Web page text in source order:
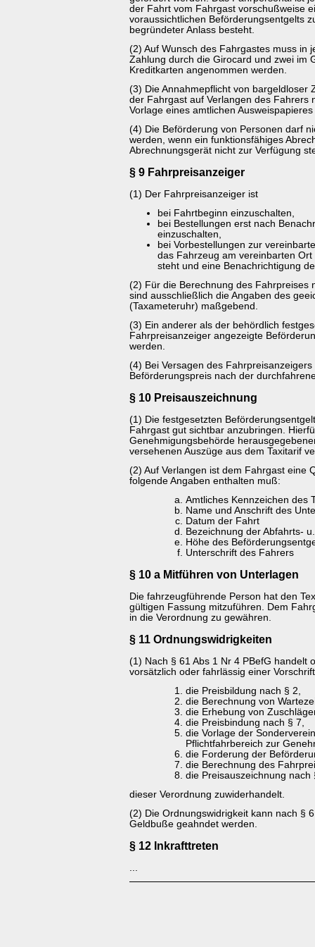
der Fahrt vom Fahrgast vorschußweise
voraussichtlichen Beförderungsentgelts
begründeter Anlass besteht.
(2) Auf Wunsch des Fahrgastes muss in
Zahlung durch die Girocard und zwei im
Kreditkarten angenommen werden.
(3) Die Annahmepflicht von bargeldloser
der Fahrgast auf Verlangen des Fahrers
Vorlage eines amtlichen
(4) Die Beförderung von Personen darf
werden, wenn ein funktionsfähiges
Abrechnungsgerät nicht zur Verfügung
§ 9 Fahrpreisanzeiger
(1) Der Fahrpreisanzeiger ist
bei Fahrtbeginn einzuschalten,
bei Bestellungen erst nach
einzuschalten,
bei Vorbestellungen zur
das Fahrzeug am vereinbarten
steht und eine Benachrichtigung
(2) Für die Berechnung des Fahrpreises
sind ausschließlich die Angaben des
(Taxameteruhr) maßgebend.
(3) Ein anderer als der behördlich
Fahrpreisanzeiger angezeigte
werden.
(4) Bei Versagen des
Beförderungspreis nach der
§ 10 Preisauszeichnung
(1) Die festgesetzten
Fahrgast gut sichtbar anzubringen.
Genehmigungsbehörde
versehenen Auszüge aus dem Taxitarif
(2) Auf Verlangen ist dem Fahrgast eine
folgende Angaben enthalten muß:
Amtliches Kennzeichen des
Name und Anschrift des
Datum der Fahrt
Bezeichnung der Abfahrts-
Höhe des
Unterschrift des Fahrers
§ 10 a Mitführen von Unterlagen
Die fahrzeugführende Person hat den
gültigen Fassung mitzuführen. Dem
in die Verordnung zu gewähren.
§ 11 Ordnungswidrigkeiten
(1) Nach § 61 Abs 1 Nr 4 PBefG handelt
vorsätzlich oder fahrlässig einer
die Preisbildung nach § 2,
die Berechnung von
die Erhebung von
die Preisbindung nach § 7,
die Vorlage der
Pflichtfahrbereich zur
die Forderung der
die Berechnung des
die Preisauszeichnung nach
dieser Verordnung zuwiderhandelt.
(2) Die Ordnungswidrigkeit kann nach §
Geldbuße geahndet werden.
§ 12 Inkrafttreten